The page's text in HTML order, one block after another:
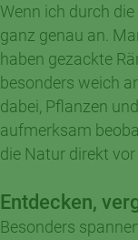
Wenn ich durch
ganz genau an.
haben gezackte
besonders weich
dabei, Pflanzen
aufmerksam
die Natur direkt
Entdecken,
Besonders